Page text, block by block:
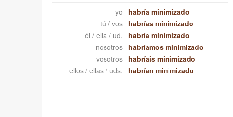
yo
habría minimizado
tú / vos
habrías minimizado
él / ella / ud.
habría minimizado
nosotros
habríamos minimizado
vosotros
habríais minimizado
ellos / ellas / uds.
habrían minimizado